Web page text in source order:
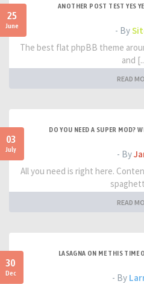
25
June
ANOTHER POST TEST YES
- By
The best flat phpBB theme
and
READ
03
July
DO YOU NEED A SUPER MOD?
- By
All you need is right here.
READ
30
Dec
LASAGNA ON ME THIS TIME
- By